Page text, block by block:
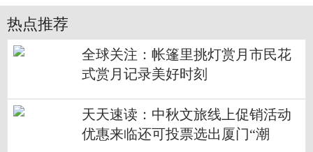
热点推荐
全球关注：帐篷里挑灯赏月市民花
式赏月记录美好时刻
天天速读：中秋文旅线上促销活动
优惠来临还可投票选出厦门“潮